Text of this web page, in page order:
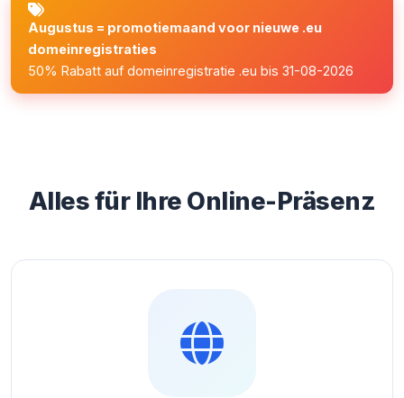
Augustus = promotiemaand voor nieuwe .eu
domeinregistraties
50% Rabatt auf domeinregistratie .eu bis 31-08-2026
Alles für Ihre Online-Präsenz